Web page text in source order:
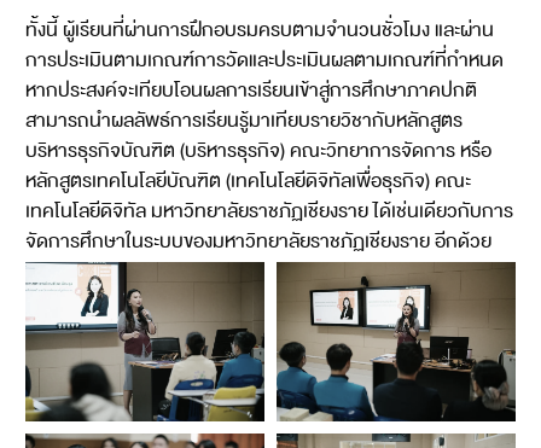
ทั้งนี้ ผู้เรียนที่ผ่านการฝึกอบรมครบตามจำนวนชั่วโมง และผ่าน
การประเมินตามเกณฑ์การวัดและประเมินผลตามเกณฑ์ที่กำหนด
หากประสงค์จะเทียบโอนผลการเรียนเข้าสู่การศึกษาภาคปกติ
สามารถนำผลลัพธ์การเรียนรู้มาเทียบรายวิชากับหลักสูตร
บริหารธุรกิจบัณฑิต (บริหารธุรกิจ) คณะวิทยาการจัดการ หรือ
หลักสูตรเทคโนโลยีบัณฑิต (เทคโนโลยีดิจิทัลเพื่อธุรกิจ) คณะ
เทคโนโลยีดิจิทัล มหาวิทยาลัยราชภัฏเชียงราย ได้เช่นเดียวกับการ
จัดการศึกษาในระบบของมหาวิทยาลัยราชภัฏเชียงราย อีกด้วย